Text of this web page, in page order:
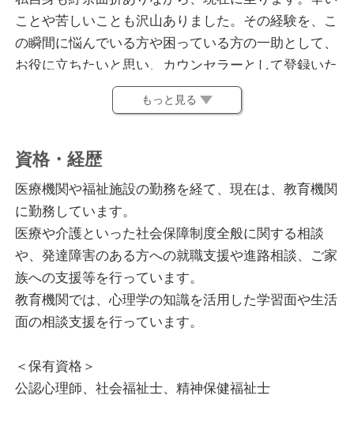
ことや苦しいことも沢山ありました。その経験を、こ
の瞬間に悩んでいる方や困っている方の一助として、
お役に立ちたいと思い、カウンセラーとして登録いた
すので、医療や福祉、教育に関することなど幅広くお
また、プライベートでは二人の子どもがおり、子育て
真最中です。長男には、軽度の自閉症があり、毎日試
行錯誤しながら関わっています。教育機関では、発達
障害のある学生さんの対応もしております。
心理面以外の社会保障制度も専門としております。
違ってみえます。
その為には、誰かの助けが必要な時期もあります。迷
もっと見る
資格・経歴
医療機関や福祉施設の勤務を経て、現在は、教育機関
に勤務しています。
医療や介護といった社会保障制度全般に関する相談
や、発達障害のある方への就職支援や進路相談、ご家
族への支援等を行っています。
教育機関では、心理学の知識を活用した学習面や生活
面の相談支援を行っています。
＜保有資格＞
公認心理師、社会福祉士、精神保健福祉士